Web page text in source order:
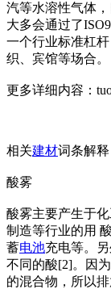
汽等水溶性气体
大多会通过了
一个行业标准杠
织、宾馆等场合。
更多详细内容：
相关建材词条解释
酸雾
酸雾主要产生于
制造等行业的用
蓄电池充电等。
不同的酸[2]。因
的混合物，所以